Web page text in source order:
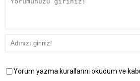
Yorum yazma kurallarını okudum ve